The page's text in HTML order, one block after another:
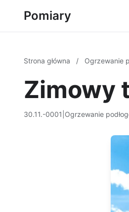
Pomiary
Strona główna / Ogrzewanie
Zimowy
30.11.-0001 Ogrzewanie